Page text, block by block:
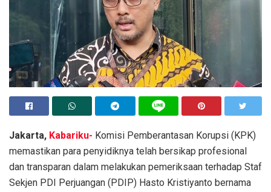
Jakarta, Kabariku- Komisi Pemberantasan Korupsi (KPK)
memastikan para penyidiknya telah bersikap profesional
dan transparan dalam melakukan pemeriksaan terhadap Staf
Sekjen PDI Perjuangan (PDIP) Hasto Kristiyanto bernama